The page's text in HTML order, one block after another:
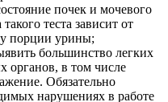
почек и мочевого
теста зависит от
порции урины;
большинство легких
органов, в том числе
Обязательно
нарушениях в работе